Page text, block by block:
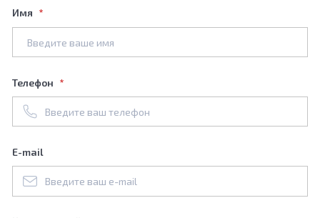
Имя
Телефон
E-mail